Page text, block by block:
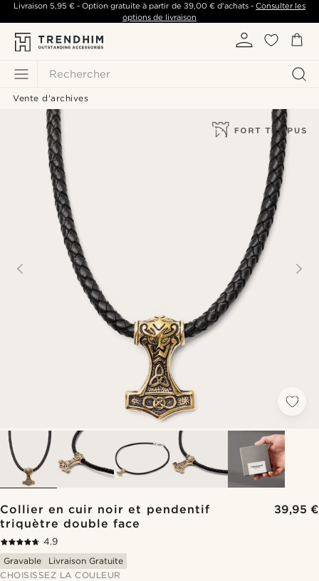
Rechercher
Livraison 5,95 €- Option gratuite à partir de 39,00 €d'achats -Consulter les
options de livraison
Vente d'archives
Collier en cuir noir et pendentif
triquètre double face
39,95 €
4.9
Gravable
Livraison Gratuite
CHOISISSEZ LA COULEUR